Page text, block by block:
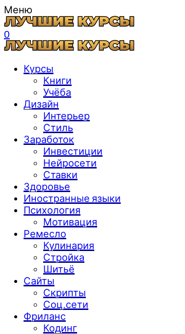
Меню
0
Курсы
Книги
Учёба
Дизайн
Интерьер
Стиль
Заработок
Инвестиции
Нейросети
Ставки
Здоровье
Иностранные языки
Психология
Мотивация
Ремесло
Кулинария
Стройка
Шитьё
Сайты
Скрипты
Соц.сети
Фриланс
Кодинг